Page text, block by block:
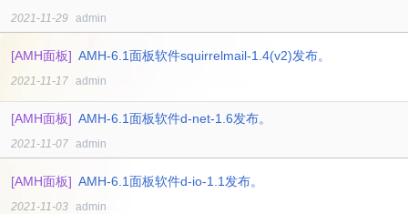
2021-11-29 admin
[AMH面板] AMH-6.1面板软件squirrelmail-1.4(v2)发布。
2021-11-17 admin
[AMH面板] AMH-6.1面板软件d-net-1.6发布。
2021-11-07 admin
[AMH面板] AMH-6.1面板软件d-io-1.1发布。
2021-11-03 admin